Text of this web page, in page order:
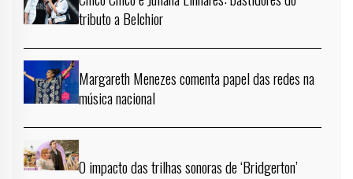
tributo a Belchior
Margareth Menezes comenta papel das redes na
música nacional
O impacto das trilhas sonoras de ‘Bridgerton’